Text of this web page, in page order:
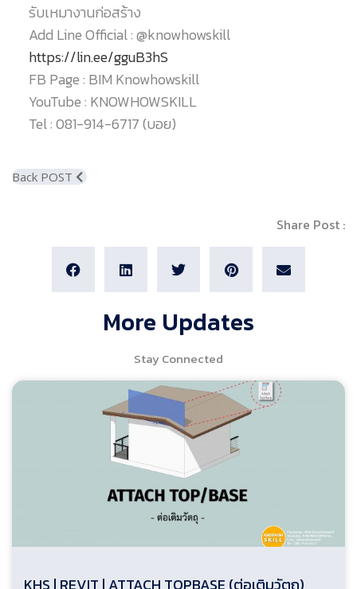
รับเหมางานก่อสร้าง
Add Line Official : @knowhowskill
https://lin.ee/gguB3hS
FB Page : BIM Knowhowskill
YouTube : KNOWHOWSKILL
Tel : 081-914-6717 (บอย)
Back POST
Share Post :
More Updates
Stay Connected